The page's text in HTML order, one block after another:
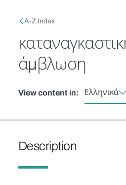
Breadcrumb
A-Z Index
άμβλωση
View content in: Ελληνικά
Description